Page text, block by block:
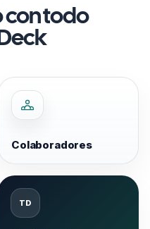
todo
Colaboradores